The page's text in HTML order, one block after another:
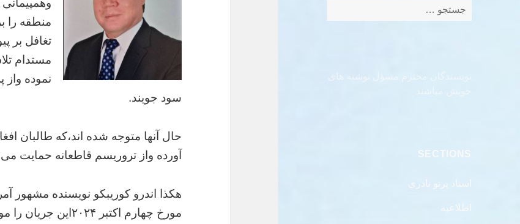
برای:
نویسندگان محترم مسؤل نوشته های
SECTIONS
استاد پرتو نادری
اطلاعیه
منطقه را
تغافل بر
مستدام
نموده واز
سود جویند.
حال آنها متوجه شده اند،که طالبان
آورده واز تروریسم قاطعانه حمایت می
هکذا اندرو کوریبکو نویسنده مشهور
مورخ چهارم اکتبر ۲۰۲۴این جریان را مورد برسی قرار داده خاطر نشان می سازد: